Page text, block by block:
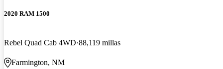
2020 RAM 1500
Rebel Quad Cab 4WD 88,119 millas
Farmington, NM